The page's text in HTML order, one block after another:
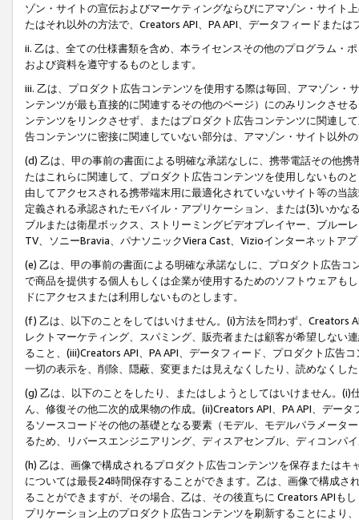
ゾン・サイトの宣伝およびマーケティングならびにアマゾン・サイト
たはそれ以外の方法で、Creators API、PA API、データフィードまた
ii. 乙は、全ての仕様書類を含め、本ライセンスその他のプログラム・
および資料を遵守するものとします。
iii. 乙は、プロダクト広告コンテンツを使用する際は毎回、アマゾン
ンテンツが最も直接的に関連するその他のページ）にのみリンクさせ
ンテンツをリンクさせず、またはプロダクト広告コンテンツに関連し
告コンテンツに密接に関連していない部分は、アマゾン・サイト以外
(d) 乙は、甲の事前の書面による明確な承諾なしに、携帯電話その他
たはこれらに関連して、プロダクト広告コンテンツを使用しないもの
由してアクセスされる携帯端末用に最適化されていないサイト等の当
定義される承認されたモバイル・アプリケーション、または(3)いか
ブルまたは衛星ボックス、ストリーミングビデオプレイヤー、ブルー
TV、ソニーBravia、パナソニックViera Cast、Vizioインターネットア
(e) 乙は、甲の事前の書面による明確な承諾なしに、プロダクト広告
で商品を提供する個人もしくは企業が使用するためのソフトウェアも
ドにアクセスまたは利用しないものとします。
(f) 乙は、以下のことをしてはいけません。(i)方法を問わず、Creators
レクトマーケティング、スパミング、販売者または顧客が希望しない
ること、(iii)Creators API、PA API、データフィード、プロダクト広告
一切の表示を、削除、隠蔽、変更または見えなくしたり、読めなくし
(g) 乙は、以下のことをしたり、またはしようとしてはいけません。
ん、修復その他二次的成果物の作成。(ii)Creators API、PA API、デー
るソースコードその他の基礎となる要素（モデル、モデルパラメータ
るため、リバースエンジニアリング、ディスアセンブル、ディコンパ
(h) 乙は、画像で構成されるプロダクト広告コンテンツを保存または
については最長24時間保存することができます。乙は、画像で構成
ることができますが、その場合、乙は、その後直ちに Creators APIも
プリケーション上のプロダクト広告コンテンツを刷新することにより